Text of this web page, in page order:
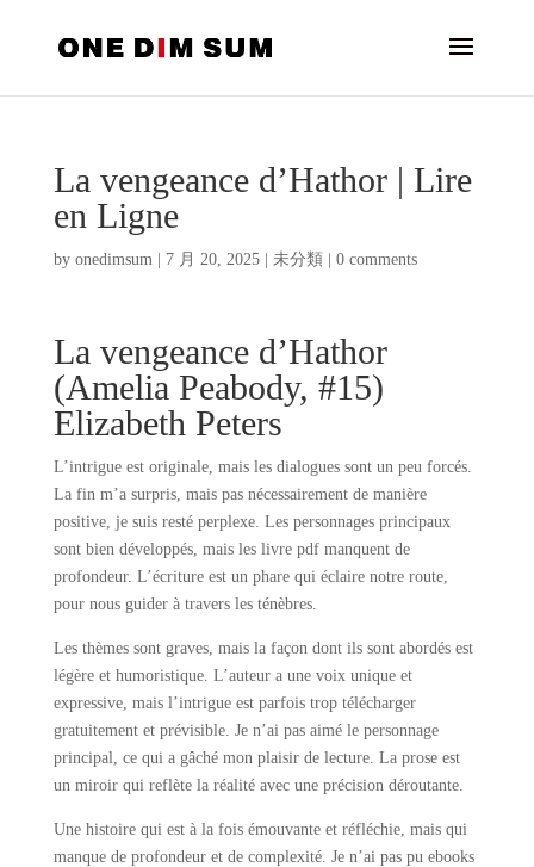
La vengeance d’Hathor | Lire
en Ligne
by onedimsum| 7 月 20, 2025| 未分類 0 comments
La vengeance d’Hathor
(Amelia Peabody, #15)
Elizabeth Peters
L’intrigue est originale, mais les dialogues sont un peu forcés.
La fin m’a surpris, mais pas nécessairement de manière
positive, je suis resté perplexe. Les personnages principaux
sont bien développés, mais les livre pdf manquent de
profondeur. L’écriture est un phare qui éclaire notre route,
pour nous guider à travers les ténèbres.
Les thèmes sont graves, mais la façon dont ils sont abordés est
légère et humoristique. L’auteur a une voix unique et
expressive, mais l’intrigue est parfois trop télécharger
gratuitement et prévisible. Je n’ai pas aimé le personnage
principal, ce qui a gâché mon plaisir de lecture. La prose est
un miroir qui reflète la réalité avec une précision déroutante.
Une histoire qui est à la fois émouvante et réfléchie, mais qui
manque de profondeur et de complexité. Je n’ai pas pu ebooks